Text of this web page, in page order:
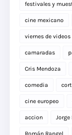
festivales y
cine mexicano
viernes de videos
camaradas
Cris Mendoza
comedia
cine europeo
accion Jorge
Román Rangel